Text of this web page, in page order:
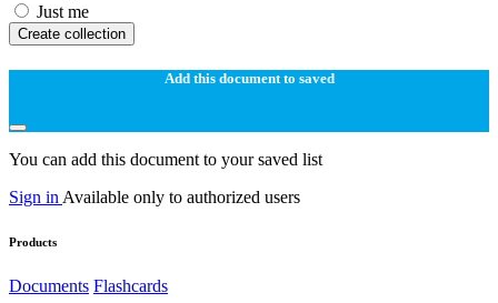
Just me
Create collection
Add this document to saved
You can add this document to your saved list
Sign in Available only to authorized users
Products
Documents Flashcards